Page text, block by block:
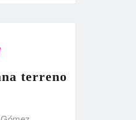
terreno